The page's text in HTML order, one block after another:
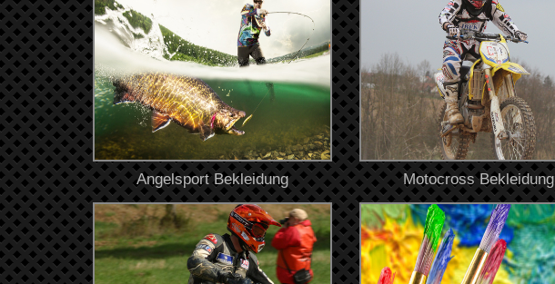
Angelsport Bekleidung Motocross Bekleidung